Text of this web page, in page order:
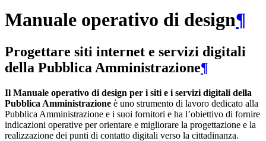
Manuale operativo di design¶
Progettare siti internet e servizi digitali
della Pubblica Amministrazione¶
Il Manuale operativo di design per i siti e i servizi digitali della
Pubblica Amministrazione è uno strumento di lavoro dedicato alla
Pubblica Amministrazione e i suoi fornitori e ha l’obiettivo di fornire
indicazioni operative per orientare e migliorare la progettazione e la
realizzazione dei punti di contatto digitali verso la cittadinanza.